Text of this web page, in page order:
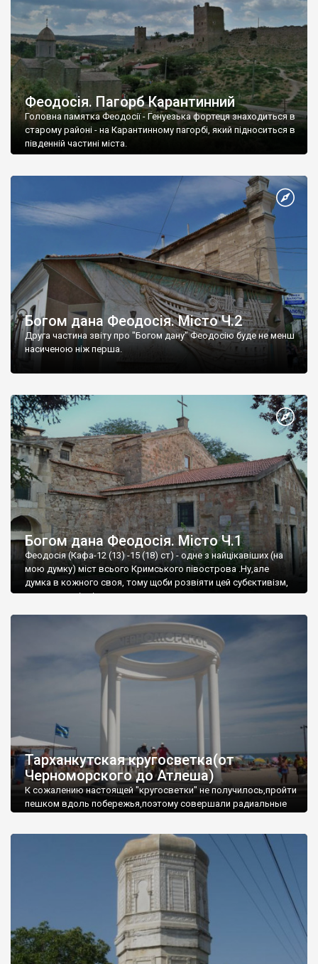
Феодосія. Пагорб Карантинний
Головна памятка Феодосії - Генуезька фортеця знаходиться в
старому районі - на Карантинному пагорбі, який підноситься в
південній частині міста.
Богом дана Феодосія. Місто Ч.2
Друга частина звіту про "Богом дану" Феодосію буде не менш
насиченою ніж перша.
Богом дана Феодосія. Місто Ч.1
Феодосія (Кафа-12 (13) -15 (18) ст) - одне з найцікавіших (на
мою думку) міст всього Кримського півострова .Ну,але
думка в кожного своя, тому щоби розвіяти цей субєктивізм,
запрошую відвідати це
Тарханкутская кругосветка(от
Черноморского до Атлеша)
К сожалению настоящей "кругосветки" не получилось,пройти
пешком вдоль побережья,поэтому совершали радиальные